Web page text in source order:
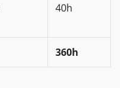
40h
360h